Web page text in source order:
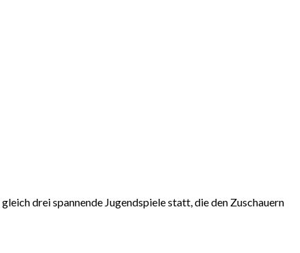
drei spannende Jugendspiele statt, die den Zuschauern